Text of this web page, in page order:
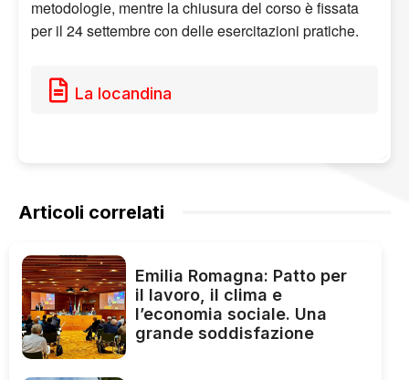
metodologie, mentre la chiusura del corso è fissata
per il 24 settembre con delle esercitazioni pratiche.
La locandina
Articoli correlati
Emilia Romagna: Patto per
il lavoro, il clima e
l’economia sociale. Una
grande soddisfazione